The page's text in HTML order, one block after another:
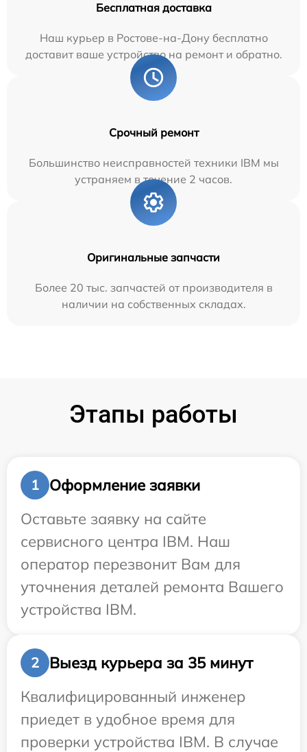
Бесплатная доставка
Наш курьер в Ростове-на-Дону бесплатно
доставит ваше устройство на ремонт и обратно.
Срочный ремонт
Большинство неисправностей техники IBM мы
устраняем в течение 2 часов.
Оригинальные запчасти
Более 20 тыс. запчастей от производителя в
наличии на собственных складах.
Этапы работы
1
Оформление заявки
Оставьте заявку на сайте
сервисного центра IBM. Наш
оператор перезвонит Вам для
уточнения деталей ремонта Вашего
устройства IBM.
2
Выезд курьера за 35 минут
Квалифицированный инженер
приедет в удобное время для
проверки устройства IBM. В случае